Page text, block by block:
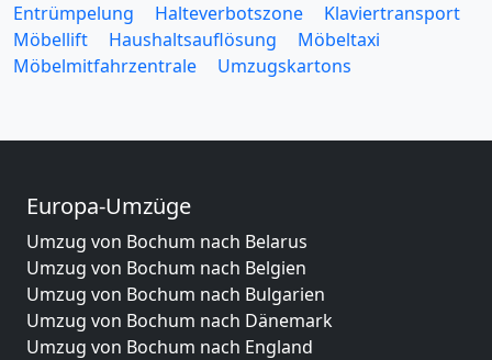
Entrümpelung
Halteverbotszone
Klaviertransport
Möbellift
Haushaltsauflösung
Möbeltaxi
Möbelmitfahrzentrale
Umzugskartons
Europa-Umzüge
Umzug von Bochum nach Belarus
Umzug von Bochum nach Belgien
Umzug von Bochum nach Bulgarien
Umzug von Bochum nach Dänemark
Umzug von Bochum nach England